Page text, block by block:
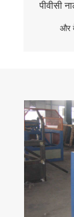
पीवीसी
और